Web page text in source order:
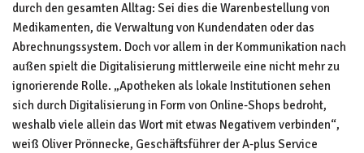
durch den gesamten Alltag: Sei dies die Warenbestellung von
Medikamenten, die Verwaltung von Kundendaten oder das
Abrechnungssystem. Doch vor allem in der Kommunikation nach
außen spielt die Digitalisierung mittlerweile eine nicht mehr zu
ignorierende Rolle. „Apotheken als lokale Institutionen sehen
sich durch Digitalisierung in Form von Online-Shops bedroht,
weshalb viele allein das Wort mit etwas Negativem verbinden“,
weiß Oliver Prönnecke, Geschäftsführer der A-plus Service